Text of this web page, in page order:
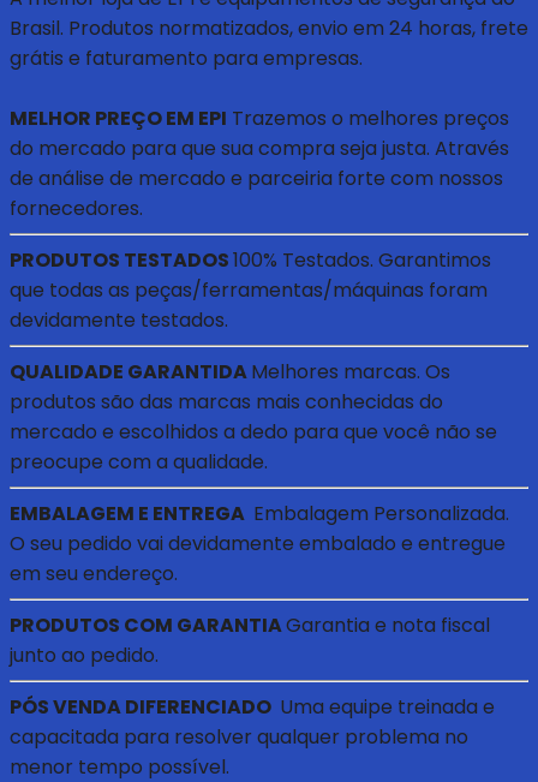
Brasil. Produtos normatizados, envio em 24 horas, frete
grátis e faturamento para empresas.
MELHOR PREÇO EM EPI Trazemos o melhores preços
do mercado para que sua compra seja justa. Através
de análise de mercado e parceiria forte com nossos
fornecedores.
PRODUTOS TESTADOS100% Testados. Garantimos
que todas as peças/ferramentas/máquinas foram
devidamente testados.
QUALIDADE GARANTIDAMelhores marcas. Os
produtos são das marcas mais conhecidas do
mercado e escolhidos a dedo para que você não se
preocupe com a qualidade.
EMBALAGEM E ENTREGA Embalagem Personalizada.
O seu pedido vai devidamente embalado e entregue
em seu endereço.
PRODUTOS COM GARANTIAGarantia e nota fiscal
junto ao pedido.
PÓS VENDA DIFERENCIADO Uma equipe treinada e
capacitada para resolver qualquer problema no
menor tempo possível.